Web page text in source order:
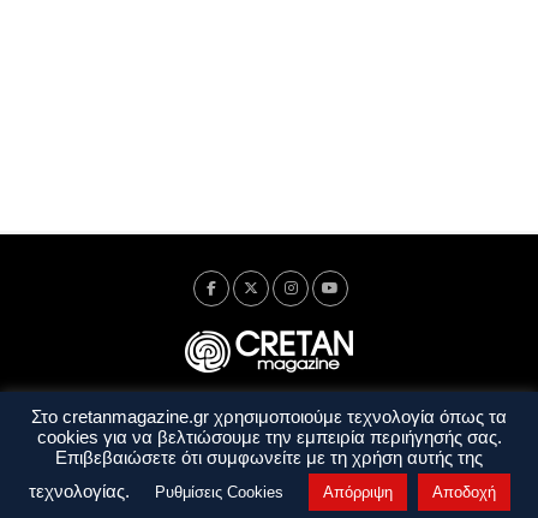
Ταυτότητα Πολιτική Απορρήτου
Όροι Χρήσης
Όροι και Προϋποθέσεις
Στο cretanmagazine.gr χρησιμοποιούμε τεχνολογία όπως τα
cookies για να βελτιώσουμε την εμπειρία περιήγησής σας.
Επιβεβαιώσετε ότι συμφωνείτε με τη χρήση αυτής της
τεχνολογίας.
Ρυθμίσεις Cookies Απόρριψη Αποδοχή